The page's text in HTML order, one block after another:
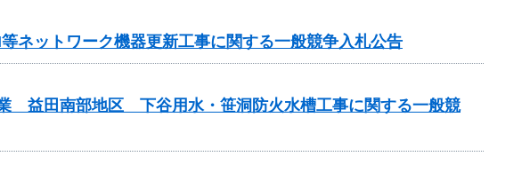
ネットワーク機器更新工事に関する一般競争入札公告
益田南部地区 下谷用水・笹洞防火水槽工事に関する一般競